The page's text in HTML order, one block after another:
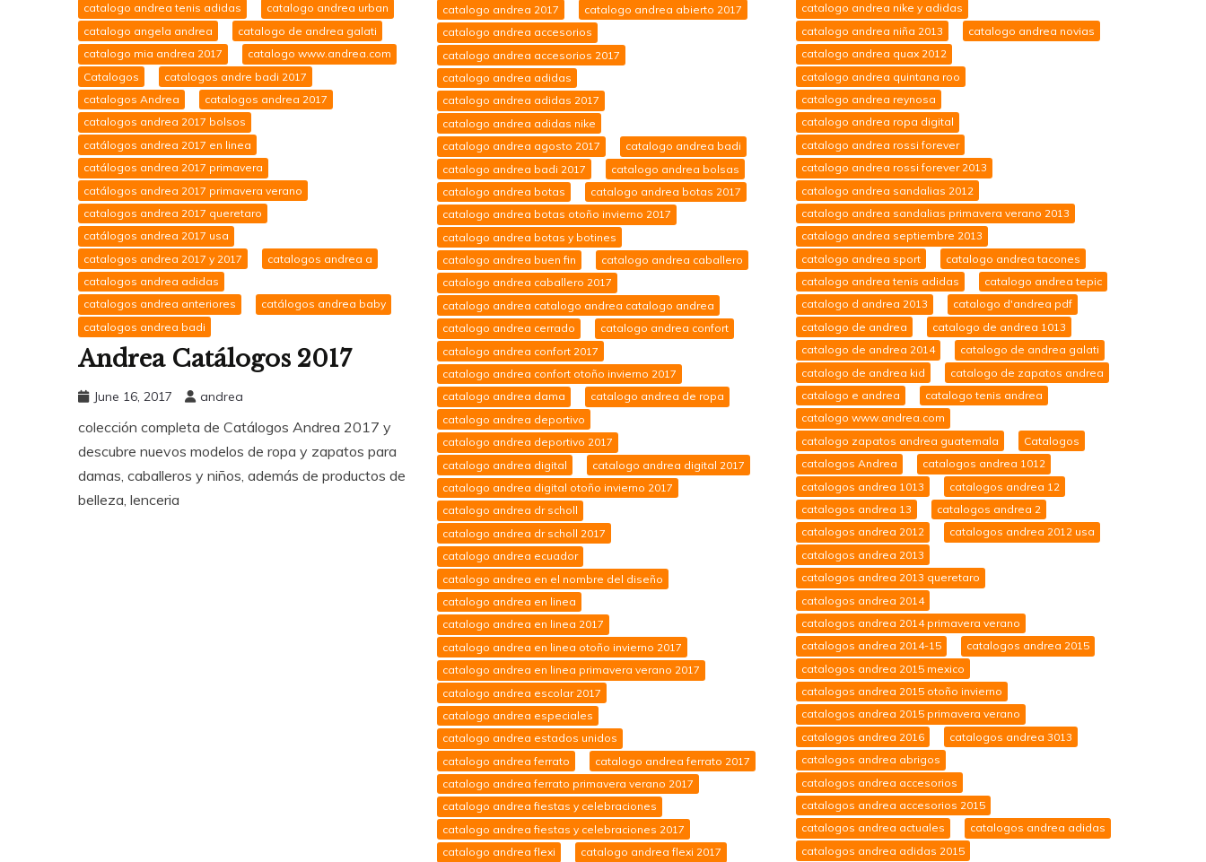
catalogo andrea tenis adidas
catalogo andrea urban
catalogo angela andrea
catalogo de andrea galati
catalogo mia andrea 2017
catalogo www.andrea.com
Catalogos
catalogos andre badi 2017
catalogos Andrea
catalogos andrea 2017
catalogos andrea 2017 bolsos
catálogos andrea 2017 en linea
catálogos andrea 2017 primavera
catálogos andrea 2017 primavera verano
catalogos andrea 2017 queretaro
catálogos andrea 2017 usa
catalogos andrea 2017 y 2017
catalogos andrea a
catalogos andrea adidas
catalogos andrea anteriores
catálogos andrea baby
catalogos andrea badi
Andrea Catálogos 2017
June 16, 2017 andrea
colección completa de Catálogos Andrea 2017 y
descubre nuevos modelos de ropa y zapatos para
damas, caballeros y niños, además de productos de
belleza, lenceria
catalogo andrea 2017
catalogo andrea abierto 2017
catalogo andrea accesorios
catalogo andrea accesorios 2017
catalogo andrea adidas
catalogo andrea adidas 2017
catalogo andrea adidas nike
catalogo andrea agosto 2017
catalogo andrea badi
catalogo andrea badi 2017
catalogo andrea bolsas
catalogo andrea botas
catalogo andrea botas 2017
catalogo andrea botas otoño invierno 2017
catalogo andrea botas y botines
catalogo andrea buen fin
catalogo andrea caballero
catalogo andrea caballero 2017
catalogo andrea catalogo andrea catalogo andrea
catalogo andrea cerrado
catalogo andrea confort
catalogo andrea confort 2017
catalogo andrea confort otoño invierno 2017
catalogo andrea dama
catalogo andrea de ropa
catalogo andrea deportivo
catalogo andrea deportivo 2017
catalogo andrea digital
catalogo andrea digital 2017
catalogo andrea digital otoño invierno 2017
catalogo andrea dr scholl
catalogo andrea dr scholl 2017
catalogo andrea ecuador
catalogo andrea en el nombre del diseño
catalogo andrea en linea
catalogo andrea en linea 2017
catalogo andrea en linea otoño invierno 2017
catalogo andrea en linea primavera verano 2017
catalogo andrea escolar 2017
catalogo andrea especiales
catalogo andrea estados unidos
catalogo andrea ferrato
catalogo andrea ferrato 2017
catalogo andrea ferrato primavera verano 2017
catalogo andrea fiestas y celebraciones
catalogo andrea fiestas y celebraciones 2017
catalogo andrea flexi
catalogo andrea flexi 2017
catalogo andrea nike y adidas
catalogo andrea niña 2013
catalogo andrea novias
catalogo andrea quax 2012
catalogo andrea quintana roo
catalogo andrea reynosa
catalogo andrea ropa digital
catalogo andrea rossi forever
catalogo andrea rossi forever 2013
catalogo andrea sandalias 2012
catalogo andrea sandalias primavera verano 2013
catalogo andrea septiembre 2013
catalogo andrea sport
catalogo andrea tacones
catalogo andrea tenis adidas
catalogo andrea tepic
catalogo d andrea 2013
catalogo d'andrea pdf
catalogo de andrea
catalogo de andrea 1013
catalogo de andrea 2014
catalogo de andrea galati
catalogo de andrea kid
catalogo de zapatos andrea
catalogo e andrea
catalogo tenis andrea
catalogo www.andrea.com
catalogo zapatos andrea guatemala
Catalogos
catalogos Andrea
catalogos andrea 1012
catalogos andrea 1013
catalogos andrea 12
catalogos andrea 13
catalogos andrea 2
catalogos andrea 2012
catalogos andrea 2012 usa
catalogos andrea 2013
catalogos andrea 2013 queretaro
catalogos andrea 2014
catalogos andrea 2014 primavera verano
catalogos andrea 2014-15
catalogos andrea 2015
catalogos andrea 2015 mexico
catalogos andrea 2015 otoño invierno
catalogos andrea 2015 primavera verano
catalogos andrea 2016
catalogos andrea 3013
catalogos andrea abrigos
catalogos andrea accesorios
catalogos andrea accesorios 2015
catalogos andrea actuales
catalogos andrea adidas
catalogos andrea adidas 2015